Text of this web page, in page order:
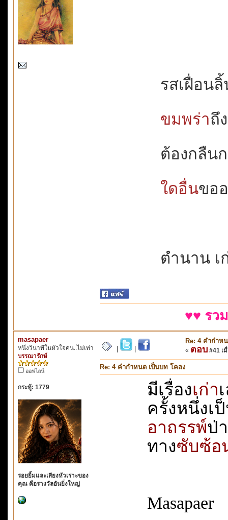
รสเฝื่อน
ขมพร่าถึ
ต้องกลืน
ใดอื่นขอ
ตำนาน เ
♥♥ รว
masapaer
หนึ่งวินาทีในหัวใจคน..ไม่เท่า
บรรณารักษ์
ออฟไลน์
กระทู้: 1779
รอยยิ้มและเสียงหัวเราะของ
คุณ คือรางวัลอันยิ่งใหญ่
Re: 4 คำกำห
« ตอบ #41 เ
Re: 4 คำกำหนด เป็นบท โคลง
มีเรื่องเก่า
ครั้งหนึ่งเ
อาถรรพ์ป่
ทางซับซ้อ
Masapaer